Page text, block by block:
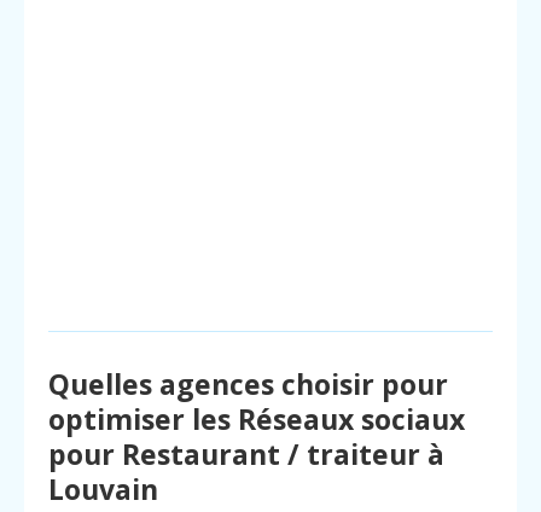
Quelles agences choisir pour
optimiser les Réseaux sociaux
pour Restaurant / traiteur à
Louvain